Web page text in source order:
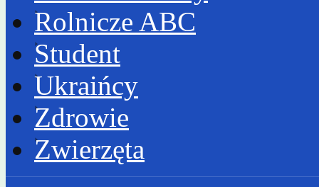
Rolnicze ABC
Student
Ukraińcy
Zdrowie
Zwierzęta